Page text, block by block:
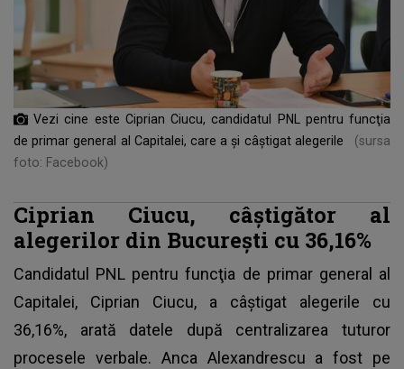
Vezi cine este Ciprian Ciucu, candidatul PNL pentru funcţia
de primar general al Capitalei, care a și câștigat alegerile
(sursa
foto: Facebook)
Ciprian Ciucu, câştigător al
alegerilor din Bucureşti cu 36,16%
Candidatul PNL pentru funcţia de primar general al
Capitalei, Ciprian Ciucu, a câştigat alegerile cu
36,16%, arată datele după centralizarea tuturor
procesele verbale. Anca Alexandrescu a fost pe